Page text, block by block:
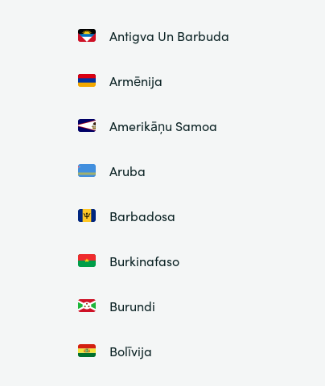
Antigva Un Barbuda
Armēnija
Amerikāņu Samoa
Aruba
Barbadosa
Burkinafaso
Burundi
Bolīvija